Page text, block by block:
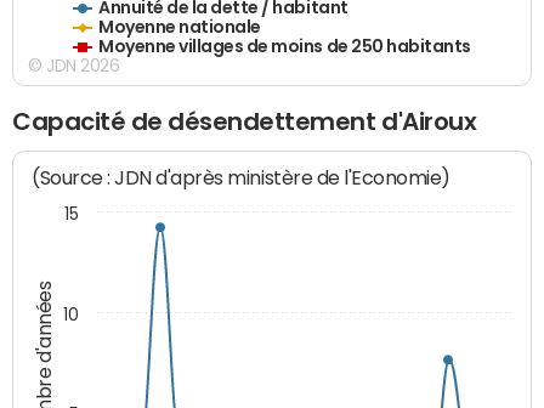
Annuité de la dette / habitant
Moyenne nationale
Moyenne villages de moins de 250 habitants
© JDN 2026
Capacité de désendettement d'Airoux
Nombre d'années
(Source : JDN d'après ministère de l'Economie)
10
15